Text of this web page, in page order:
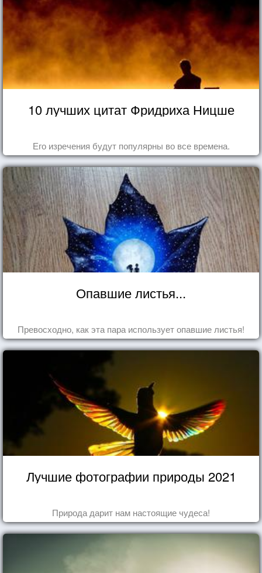
10 лучших цитат Фридриха Ницше
Его изречения будут популярны во все времена.
Опавшие листья...
Превосходно, как эта пара использует опавшие листья!
Лучшие фотографии природы 2021
Природа дарит нам настоящие чудеса!